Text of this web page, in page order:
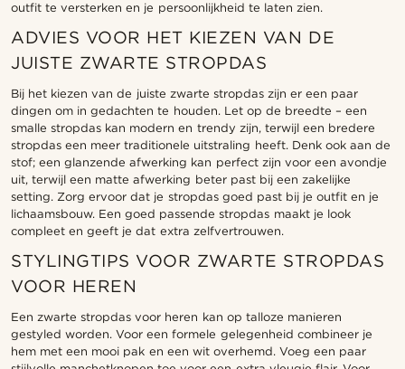
outfit te versterken en je persoonlijkheid te laten zien.
ADVIES VOOR HET KIEZEN VAN DE
JUISTE ZWARTE STROPDAS
Bij het kiezen van de juiste zwarte stropdas zijn er een paar
dingen om in gedachten te houden. Let op de breedte – een
smalle stropdas kan modern en trendy zijn, terwijl een bredere
stropdas een meer traditionele uitstraling heeft. Denk ook aan de
stof; een glanzende afwerking kan perfect zijn voor een avondje
uit, terwijl een matte afwerking beter past bij een zakelijke
setting. Zorg ervoor dat je stropdas goed past bij je outfit en je
lichaamsbouw. Een goed passende stropdas maakt je look
compleet en geeft je dat extra zelfvertrouwen.
STYLINGTIPS VOOR ZWARTE STROPDAS
VOOR HEREN
Een zwarte stropdas voor heren kan op talloze manieren
gestyled worden. Voor een formele gelegenheid combineer je
hem met een mooi pak en een wit overhemd. Voeg een paar